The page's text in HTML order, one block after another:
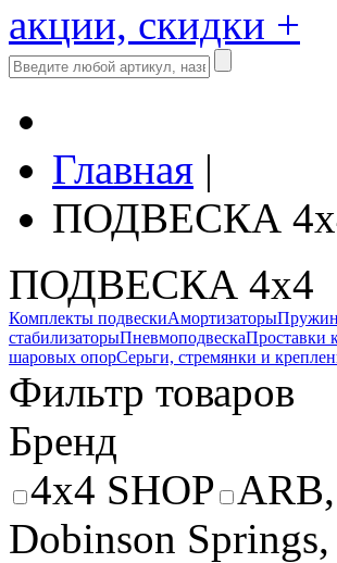
акции, скидки +
Главная |
ПОДВЕСКА
ПОДВЕСКА 4x4
Комплекты подвескиАмортизаторы
стабилизаторыПневмоподвескаПроставки
шаровых опорСерьги, стремянки и
Фильтр товаров
Бренд
4x4 SHOP
Dobinson